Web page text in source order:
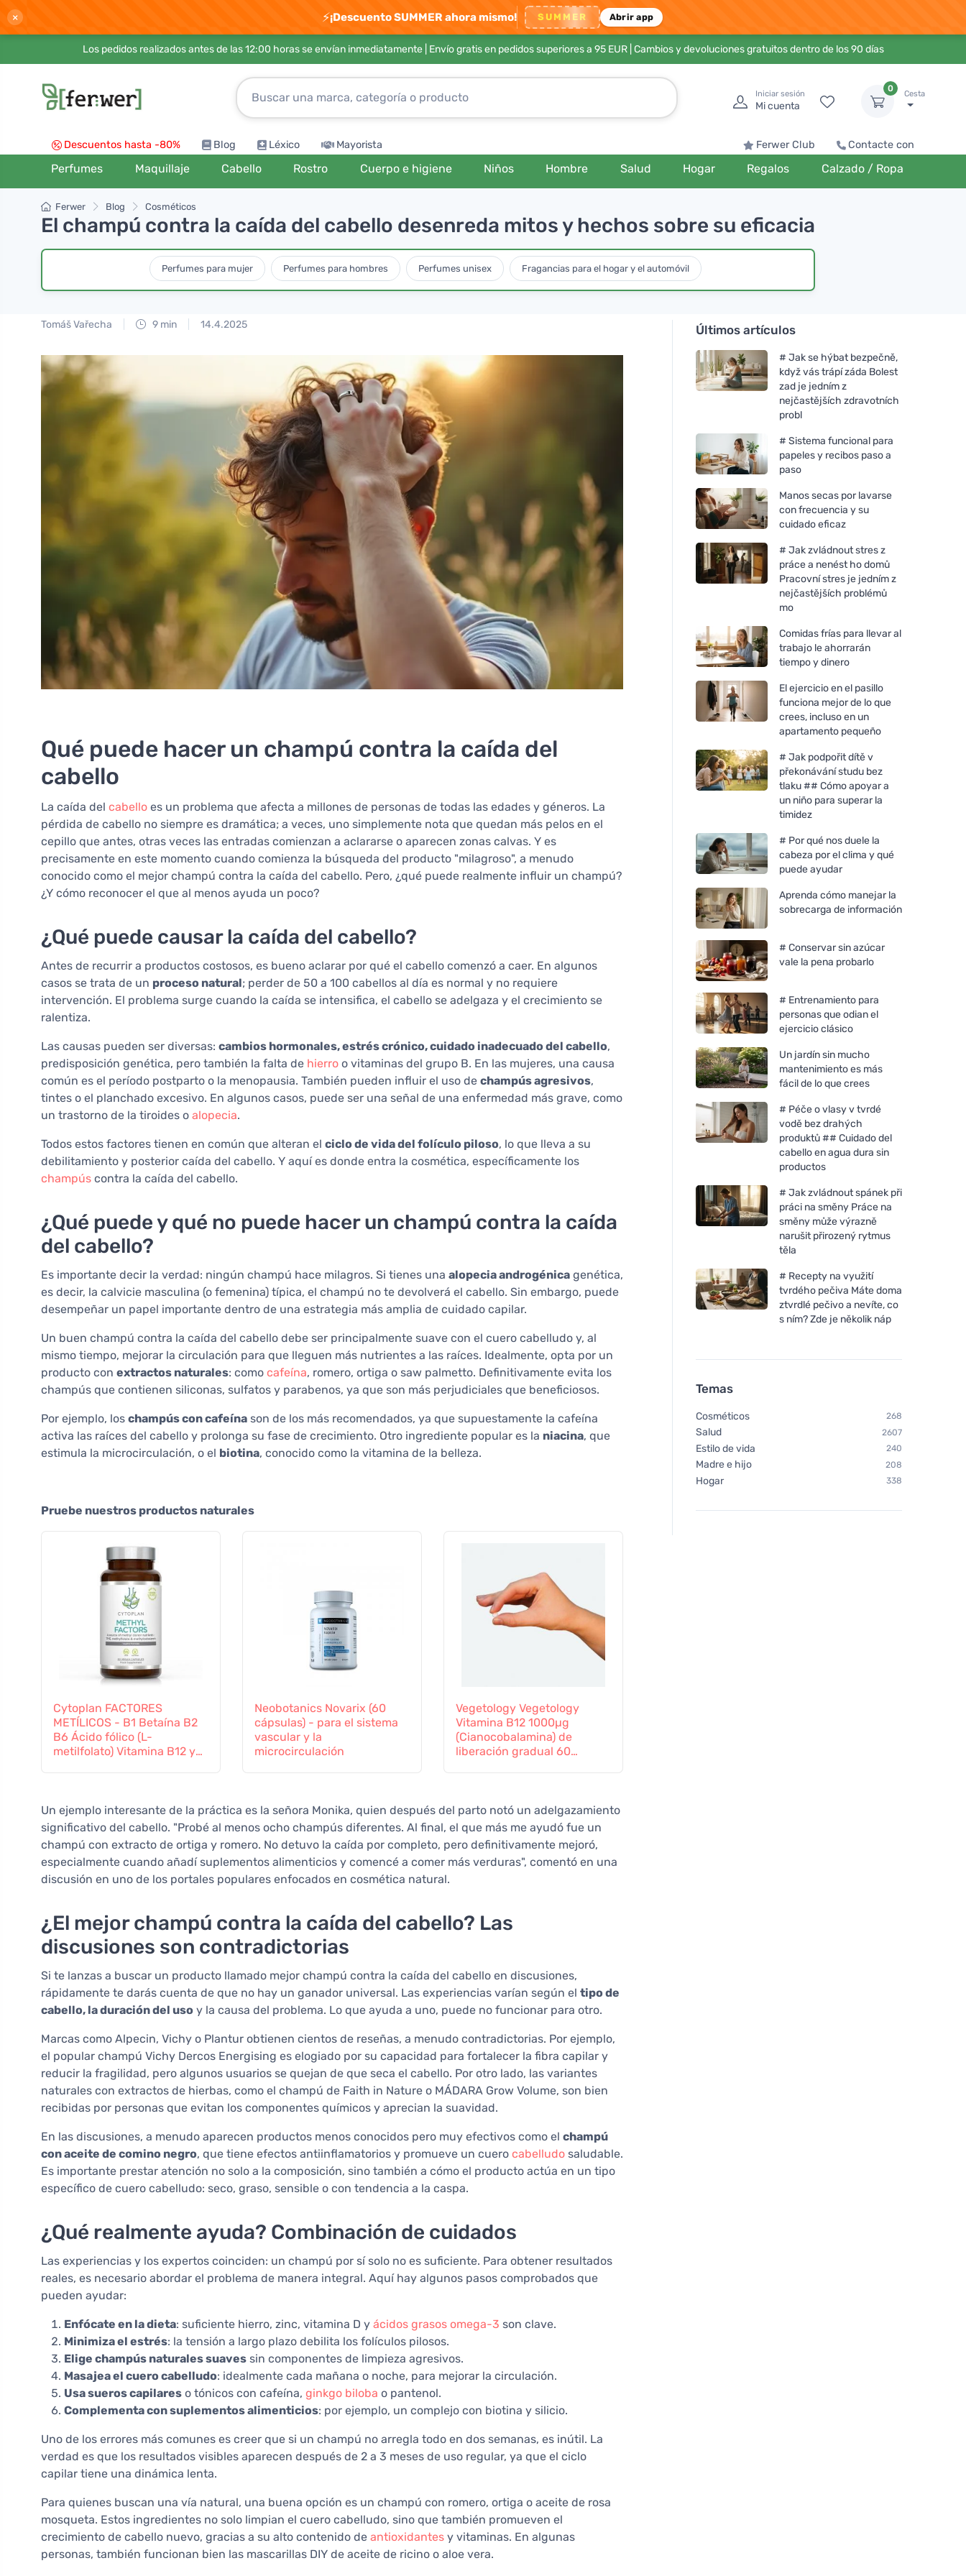
× ⚡¡Descuento SUMMER ahora mismo! SUMMER Abrir app
Los pedidos realizados antes de las 12:00 horas se envían inmediatamente | Envío gratis en pedidos superiores a 95 EUR| Cambios y devoluciones gratuitos dentro de los 90 días
Iniciar sesión
Mi cuenta
0
Cesta
Descuentos hasta -80% Blog Léxico Mayorista Ferwer Club Contacte con
Perfumes Maquillaje Cabello Rostro Cuerpo e higiene Niños Hombre Salud Hogar Regalos Calzado / Ropa
Ferwer Blog Cosméticos
El champú contra la caída del cabello desenreda mitos y hechos sobre su eficacia
Perfumes para mujer Perfumes para hombres Perfumes unisex Fragancias para el hogar y el automóvil
Tomáš Vařecha 9 min 14.4.2025
Qué puede hacer un champú contra la caída del
cabello
La caída del cabello es un problema que afecta a millones de personas de todas las edades y géneros. La
pérdida de cabello no siempre es dramática; a veces, uno simplemente nota que quedan más pelos en el
cepillo que antes, otras veces las entradas comienzan a aclararse o aparecen zonas calvas. Y es
precisamente en este momento cuando comienza la búsqueda del producto "milagroso", a menudo
conocido como el mejor champú contra la caída del cabello. Pero, ¿qué puede realmente influir un champú?
¿Y cómo reconocer el que al menos ayuda un poco?
¿Qué puede causar la caída del cabello?
Antes de recurrir a productos costosos, es bueno aclarar por qué el cabello comenzó a caer. En algunos
casos se trata de un proceso natural; perder de 50 a 100 cabellos al día es normal y no requiere
intervención. El problema surge cuando la caída se intensifica, el cabello se adelgaza y el crecimiento se
ralentiza.
Las causas pueden ser diversas: cambios hormonales, estrés crónico, cuidado inadecuado del cabello,
predisposición genética, pero también la falta de hierro o vitaminas del grupo B. En las mujeres, una causa
común es el período postparto o la menopausia. También pueden influir el uso de champús agresivos,
tintes o el planchado excesivo. En algunos casos, puede ser una señal de una enfermedad más grave, como
un trastorno de la tiroides o alopecia.
Todos estos factores tienen en común que alteran el ciclo de vida del folículo piloso, lo que lleva a su
debilitamiento y posterior caída del cabello. Y aquí es donde entra la cosmética, específicamente los
champús contra la caída del cabello.
¿Qué puede y qué no puede hacer un champú contra la caída
del cabello?
Es importante decir la verdad: ningún champú hace milagros. Si tienes una alopecia androgénica genética,
es decir, la calvicie masculina (o femenina) típica, el champú no te devolverá el cabello. Sin embargo, puede
desempeñar un papel importante dentro de una estrategia más amplia de cuidado capilar.
Un buen champú contra la caída del cabello debe ser principalmente suave con el cuero cabelludo y, al
mismo tiempo, mejorar la circulación para que lleguen más nutrientes a las raíces. Idealmente, opta por un
producto con extractos naturales: como cafeína, romero, ortiga o saw palmetto. Definitivamente evita los
champús que contienen siliconas, sulfatos y parabenos, ya que son más perjudiciales que beneficiosos.
Por ejemplo, los champús con cafeína son de los más recomendados, ya que supuestamente la cafeína
activa las raíces del cabello y prolonga su fase de crecimiento. Otro ingrediente popular es la niacina, que
estimula la microcirculación, o el biotina, conocido como la vitamina de la belleza.
Pruebe nuestros productos naturales
Cytoplan FACTORES
METÍLICOS - B1 Betaína B2
B6 Ácido fólico (L-
metilfolato) Vitamina B12 y
Neobotanics Novarix (60
cápsulas) - para el sistema
vascular y la
microcirculación
Vegetology Vegetology
Vitamina B12 1000µg
(Cianocobalamina) de
liberación gradual 60
Un ejemplo interesante de la práctica es la señora Monika, quien después del parto notó un adelgazamiento
significativo del cabello. "Probé al menos ocho champús diferentes. Al final, el que más me ayudó fue un
champú con extracto de ortiga y romero. No detuvo la caída por completo, pero definitivamente mejoró,
especialmente cuando añadí suplementos alimenticios y comencé a comer más verduras", comentó en una
discusión en uno de los portales populares enfocados en cosmética natural.
¿El mejor champú contra la caída del cabello? Las
discusiones son contradictorias
Si te lanzas a buscar un producto llamado mejor champú contra la caída del cabello en discusiones,
rápidamente te darás cuenta de que no hay un ganador universal. Las experiencias varían según el tipo de
cabello, la duración del uso y la causa del problema. Lo que ayuda a uno, puede no funcionar para otro.
Marcas como Alpecin, Vichy o Plantur obtienen cientos de reseñas, a menudo contradictorias. Por ejemplo,
el popular champú Vichy Dercos Energising es elogiado por su capacidad para fortalecer la fibra capilar y
reducir la fragilidad, pero algunos usuarios se quejan de que seca el cabello. Por otro lado, las variantes
naturales con extractos de hierbas, como el champú de Faith in Nature o MÁDARA Grow Volume, son bien
recibidas por personas que evitan los componentes químicos y aprecian la suavidad.
En las discusiones, a menudo aparecen productos menos conocidos pero muy efectivos como el champú
con aceite de comino negro, que tiene efectos antiinflamatorios y promueve un cuero cabelludo saludable.
Es importante prestar atención no solo a la composición, sino también a cómo el producto actúa en un tipo
específico de cuero cabelludo: seco, graso, sensible o con tendencia a la caspa.
¿Qué realmente ayuda? Combinación de cuidados
Las experiencias y los expertos coinciden: un champú por sí solo no es suficiente. Para obtener resultados
reales, es necesario abordar el problema de manera integral. Aquí hay algunos pasos comprobados que
pueden ayudar:
Enfócate en la dieta: suficiente hierro, zinc, vitamina D y ácidos grasos omega-3 son clave.
Minimiza el estrés: la tensión a largo plazo debilita los folículos pilosos.
Elige champús naturales suaves sin componentes de limpieza agresivos.
Masajea el cuero cabelludo: idealmente cada mañana o noche, para mejorar la circulación.
Usa sueros capilares o tónicos con cafeína, ginkgo biloba o pantenol.
Complementa con suplementos alimenticios: por ejemplo, un complejo con biotina y silicio.
Uno de los errores más comunes es creer que si un champú no arregla todo en dos semanas, es inútil. La
verdad es que los resultados visibles aparecen después de 2 a 3 meses de uso regular, ya que el ciclo
capilar tiene una dinámica lenta.
Para quienes buscan una vía natural, una buena opción es un champú con romero, ortiga o aceite de rosa
mosqueta. Estos ingredientes no solo limpian el cuero cabelludo, sino que también promueven el
crecimiento de cabello nuevo, gracias a su alto contenido de antioxidantes y vitaminas. En algunas
personas, también funcionan bien las mascarillas DIY de aceite de ricino o aloe vera.
Últimos artículos
# Jak se hýbat bezpečně,
když vás trápí záda Bolest
zad je jedním z
nejčastějších zdravotních
probl
# Sistema funcional para
papeles y recibos paso a
paso
Manos secas por lavarse
con frecuencia y su
cuidado eficaz
# Jak zvládnout stres z
práce a nenést ho domů
Pracovní stres je jedním z
nejčastějších problémů
mo
Comidas frías para llevar al
trabajo le ahorrarán
tiempo y dinero
El ejercicio en el pasillo
funciona mejor de lo que
crees, incluso en un
apartamento pequeño
# Jak podpořit dítě v
překonávání studu bez
tlaku ## Cómo apoyar a
un niño para superar la
timidez
# Por qué nos duele la
cabeza por el clima y qué
puede ayudar
Aprenda cómo manejar la
sobrecarga de información
# Conservar sin azúcar
vale la pena probarlo
# Entrenamiento para
personas que odian el
ejercicio clásico
Un jardín sin mucho
mantenimiento es más
fácil de lo que crees
# Péče o vlasy v tvrdé
vodě bez drahých
produktů ## Cuidado del
cabello en agua dura sin
productos
# Jak zvládnout spánek při
práci na směny Práce na
směny může výrazně
narušit přirozený rytmus
těla
# Recepty na využití
tvrdého pečiva Máte doma
ztvrdlé pečivo a nevíte, co
s ním? Zde je několik náp
Temas
Cosméticos 268
Salud 2607
Estilo de vida 240
Madre e hijo 208
Hogar 338